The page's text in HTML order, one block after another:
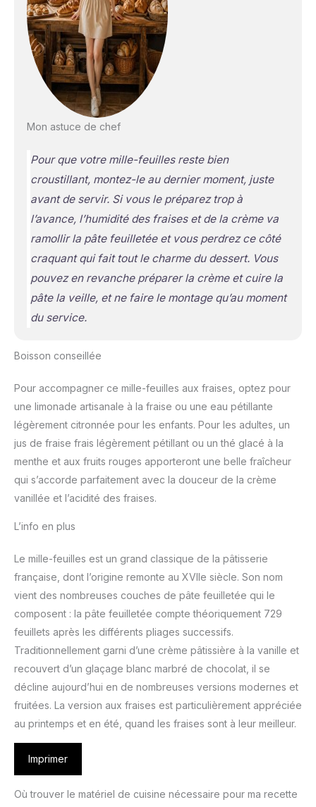
Mon astuce de chef
Pour que votre mille-feuilles reste bien
croustillant, montez-le au dernier moment, juste
avant de servir. Si vous le préparez trop à
l’avance, l’humidité des fraises et de la crème va
ramollir la pâte feuilletée et vous perdrez ce côté
craquant qui fait tout le charme du dessert. Vous
pouvez en revanche préparer la crème et cuire la
pâte la veille, et ne faire le montage qu’au moment
du service.
Boisson conseillée
Pour accompagner ce mille-feuilles aux fraises, optez pour
une limonade artisanale à la fraise ou une eau pétillante
légèrement citronnée pour les enfants. Pour les adultes, un
jus de fraise frais légèrement pétillant ou un thé glacé à la
menthe et aux fruits rouges apporteront une belle fraîcheur
qui s’accorde parfaitement avec la douceur de la crème
vanillée et l’acidité des fraises.
L’info en plus
Le mille-feuilles est un grand classique de la pâtisserie
française, dont l’origine remonte au XVIIe siècle. Son nom
vient des nombreuses couches de pâte feuilletée qui le
composent : la pâte feuilletée compte théoriquement 729
feuillets après les différents pliages successifs.
Traditionnellement garni d’une crème pâtissière à la vanille et
recouvert d’un glaçage blanc marbré de chocolat, il se
décline aujourd’hui en de nombreuses versions modernes et
fruitées. La version aux fraises est particulièrement appréciée
au printemps et en été, quand les fraises sont à leur meilleur.
Imprimer
Où trouver le matériel de cuisine nécessaire pour ma recette